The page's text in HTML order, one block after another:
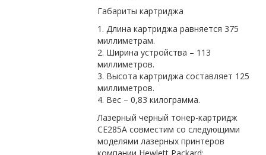
Габариты картриджа
1. Длина картриджа равняется 375
миллиметрам.
2. Ширина устройства – 113
миллиметров.
3. Высота картриджа составляет 125
миллиметров.
4. Вес – 0,83 килограмма.
Лазерный черный тонер-картридж
CE285A совместим со следующими
моделями лазерных принтеров